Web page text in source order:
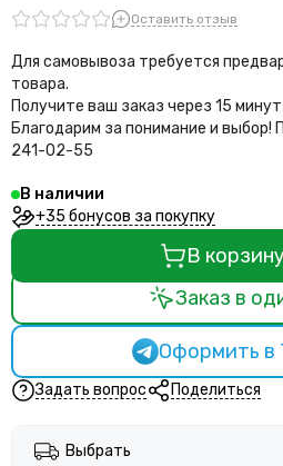
Оставить отзыв
Для самовывоза требуется
товара.
Получите ваш заказ через 15
Благодарим за понимание и выбор!
241-02-55
В наличии
+35 бонусов за покупку
В корзину
Заказ в
Оформить в
Задать вопрос Поделиться
Выбрать